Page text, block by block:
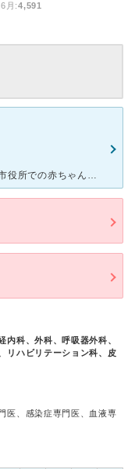
:4,591
赤ちゃんの治療でお世話になっています。市役所での赤ちゃんの定期健診でヘルニアと診断があり、別病院の小児内科で手術が必要と診断され、紹介状と予約票を持って小児外科を受診しました。診断の結果、やはり手術が
内科、外科、呼吸器外科、
リハビリテーション科、皮
医、感染症専門医、血液専